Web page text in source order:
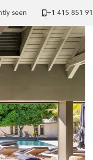
seen +1 ​415 851